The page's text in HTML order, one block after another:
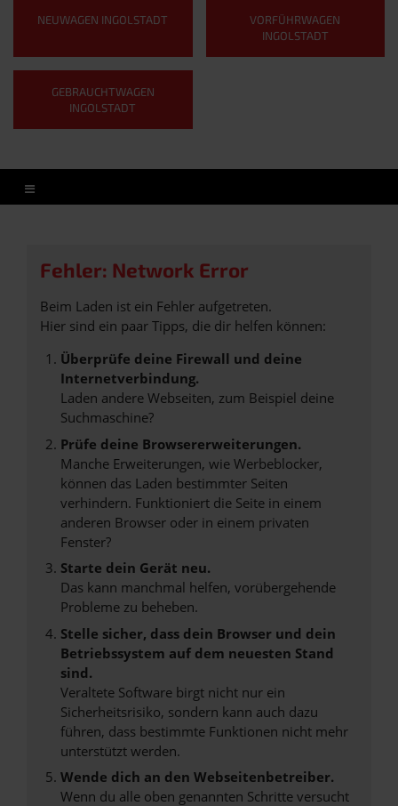
NEUWAGEN INGOLSTADT
VORFÜHRWAGEN
INGOLSTADT
GEBRAUCHTWAGEN
INGOLSTADT
Fehler: Network Error
Beim Laden ist ein Fehler aufgetreten.
Hier sind ein paar Tipps, die dir helfen können:
Überprüfe deine Firewall und deine
Internetverbindung.
Laden andere Webseiten, zum Beispiel deine
Suchmaschine?
Prüfe deine Browsererweiterungen.
Manche Erweiterungen, wie Werbeblocker,
können das Laden bestimmter Seiten
verhindern. Funktioniert die Seite in einem
anderen Browser oder in einem privaten
Fenster?
Starte dein Gerät neu.
Das kann manchmal helfen, vorübergehende
Probleme zu beheben.
Stelle sicher, dass dein Browser und dein
Betriebssystem auf dem neuesten Stand
sind.
Veraltete Software birgt nicht nur ein
Sicherheitsrisiko, sondern kann auch dazu
führen, dass bestimmte Funktionen nicht mehr
unterstützt werden.
Wende dich an den Webseitenbetreiber.
Wenn du alle oben genannten Schritte versucht